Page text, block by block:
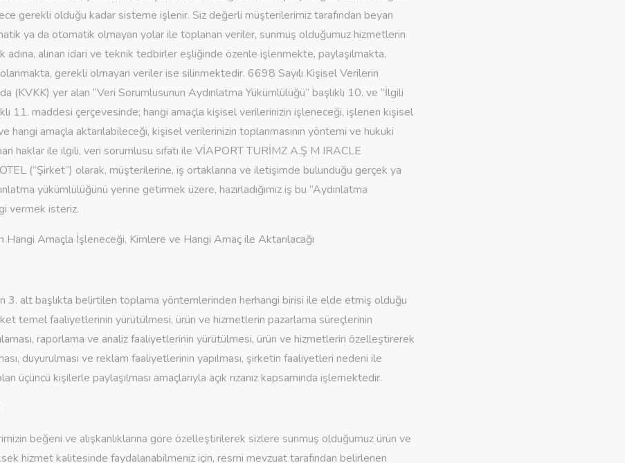
gerekli olduğu kadar sisteme işlenir. Siz değerli müşterilerimiz tarafından beyan
ya da otomatik olmayan yolar ile toplanan veriler, sunmuş olduğumuz hizmetlerin
adına, alınan idari ve teknik tedbirler eşliğinde özenle işlenmekte, paylaşılmakta,
gerekli olmayan veriler ise silinmektedir. 6698 Sayılı Kişisel Verilerin
(KVKK) yer alan “Veri Sorumlusunun Aydınlatma Yükümlülüğü” başlıklı 10. ve “İlgili
11. maddesi çerçevesinde; hangi amaçla kişisel verilerinizin işleneceği, işlenen kişisel
hangi amaçla aktarılabileceği, kişisel verilerinizin toplanmasının yöntemi ve hukuki
haklar ile ilgili, veri sorumlusu sıfatı ile VİAPORT TURİMZ A.Ş M IRACLE
(“Şirket”) olarak, müşterilerine, iş ortaklarına ve iletişimde bulunduğu gerçek ya
yükümlülüğünü yerine getirmek üzere, hazırladığımız iş bu “Aydınlatma
vermek isteriz.
Hangi Amaçla İşleneceği, Kimlere ve Hangi Amaç ile Aktarılacağı
3. alt başlıkta belirtilen toplama yöntemlerinden herhangi birisi ile elde etmiş olduğu
temel faaliyetlerinin yürütülmesi, ürün ve hizmetlerin pazarlama süreçlerinin
raporlama ve analiz faaliyetlerinin yürütülmesi, ürün ve hizmetlerin özelleştirerek
duyurulması ve reklam faaliyetlerinin yapılması, şirketin faaliyetleri nedeni ile
üçüncü kişilerle paylaşılması amaçlarıyla açık rızanız kapsamında işlemektedir.
beğeni ve alışkanlıklarına göre özelleştirilerek sizlere sunmuş olduğumuz ürün ve
hizmet kalitesinde faydalanabilmeniz için, resmi mevzuat tarafından belirlenen